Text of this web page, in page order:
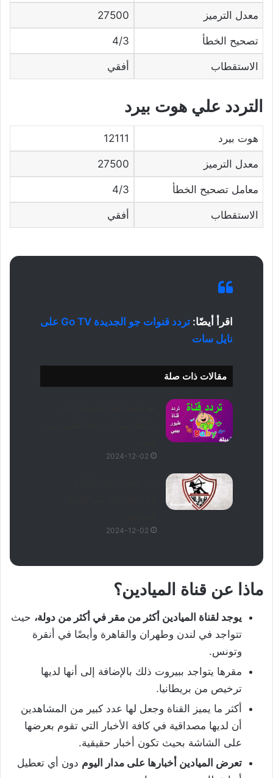
معدل الترميز 27500
تصحيح الخطأ 4/3
الاستقطاب أفقي
التردد علي هوت بيرد
هوت بيرد 12111
معدل الترميز 27500
معامل تصحيح الخطأ 4/3
الاستقطاب أفقي
اقرأ أيضًا:
تردد قنوات جو الجديدة Go TV على
نايل سات
مقالات ذات صلة
2024-12-02
2024-12-02
ماذا عن قناة الميادين؟
يوجد لقناة الميادين أكثر من مقر في أكثر من دولة، حيث
تتواجد في لندن وطهران والقاهرة وأيضًا في أنقرة
وتونس.
مقرها يتواجد ببيروت ذلك بالإضافة إلى أنها لديها
ترخيص من بريطانيا.
أكثر ما يميز القناة وجعل لها عدد كبير من المشاهدين
أن لديها مصداقية في كافة الأخبار التي تقوم بعرضها
على الشاشة بحيث تكون أخبار حقيقية.
تعرض الميادين أخبارها على مدار اليوم دون أي تعطيل